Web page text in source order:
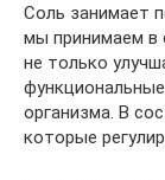
Соль занимает
мы принимаем в
не только
организма. В
которые